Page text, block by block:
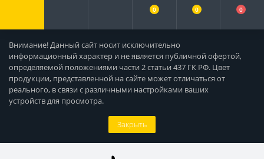
Внимание! Данный сайт носит исключительно
информационный характер и не является публичной офертой,
определяемой положениями части 2 статьи 437 ГК РФ. Цвет
продукции, представленной на сайте может отличаться от
реального, в связи с различными настройками ваших
устройств для просмотра.
Закрыть
0 0 0